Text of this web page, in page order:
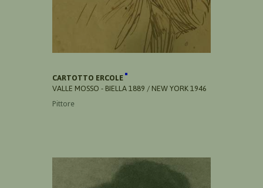
CARTOTTO ERCOLE
VALLE MOSSO - BIELLA 1889 / NEW YORK 1946
Pittore